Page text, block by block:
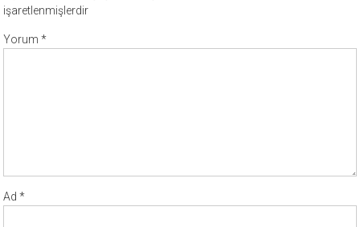
işaretlenmişlerdir
Yorum*
Ad*